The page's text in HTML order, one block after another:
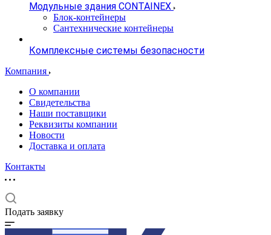
Модульные здания CONTAINEX
Блок-контейнеры
Сантехнические контейнеры
Комплексные системы безопасности
Компания
О компании
Свидетельства
Наши поставщики
Реквизиты компании
Новости
Доставка и оплата
Контакты
Подать заявку